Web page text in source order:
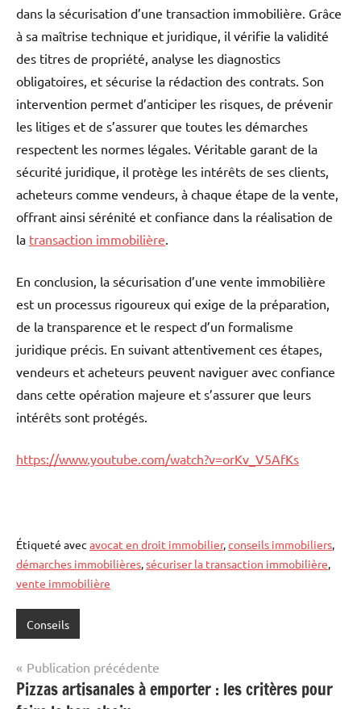
dans la sécurisation d’une transaction immobilière. Grâce
à sa maîtrise technique et juridique, il vérifie la validité
des titres de propriété, analyse les diagnostics
obligatoires, et sécurise la rédaction des contrats. Son
intervention permet d’anticiper les risques, de prévenir
les litiges et de s’assurer que toutes les démarches
respectent les normes légales. Véritable garant de la
sécurité juridique, il protège les intérêts de ses clients,
acheteurs comme vendeurs, à chaque étape de la vente,
offrant ainsi sérénité et confiance dans la réalisation de
la transaction immobilière.
En conclusion, la sécurisation d’une vente immobilière
est un processus rigoureux qui exige de la préparation,
de la transparence et le respect d’un formalisme
juridique précis. En suivant attentivement ces étapes,
vendeurs et acheteurs peuvent naviguer avec confiance
dans cette opération majeure et s’assurer que leurs
intérêts sont protégés.
https://www.youtube.com/watch?v=orKv_V5AfKs
Étiqueté avec avocat en droit immobilier,conseils immobiliers,
démarches immobilières,sécuriser la transaction immobilière,
vente immobilière
Conseils
Navigation
de
Publication précédente
Pizzas artisanales à emporter : les critères pour